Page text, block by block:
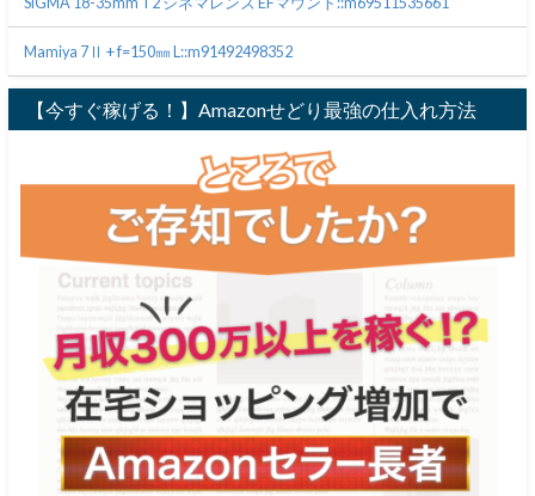
Mamiya 7Ⅱ + f=150㎜ L::m91492498352
【今すぐ稼げる！】Amazonせどり最強の仕入れ方法